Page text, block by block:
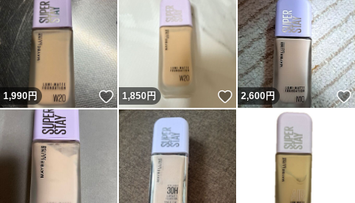
1,990円 いいね！
1,850円 いいね！
2,600円